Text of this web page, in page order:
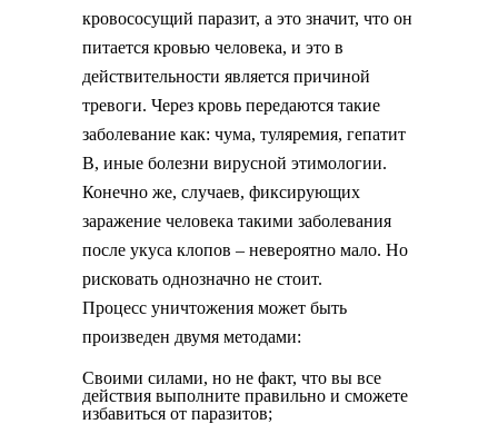
кровососущий паразит, а это значит, что он
питается кровью человека, и это в
действительности является причиной
тревоги. Через кровь передаются такие
заболевание как: чума, туляремия, гепатит
В, иные болезни вирусной этимологии.
Конечно же, случаев, фиксирующих
заражение человека такими заболевания
после укуса клопов – невероятно мало. Но
рисковать однозначно не стоит.
Процесс уничтожения может быть
произведен двумя методами:
Своими силами, но не факт, что вы все
действия выполните правильно и сможете
избавиться от паразитов;